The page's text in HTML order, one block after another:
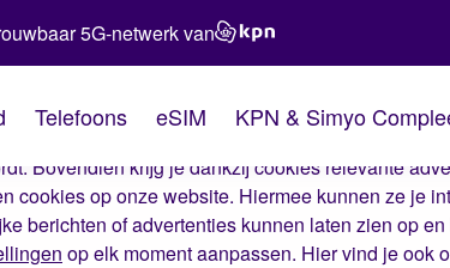
van Simyo
op onze website. Met deze cookies zorgen wij
Bovendien krijg je dankzij cookies relevante
cookies op onze website. Hiermee kunnen ze je
berichten of advertenties kunnen laten zien op
op elk moment aanpassen. Hier vind je ook
5G-netwerk van
Telefoons eSIM KPN & Simyo